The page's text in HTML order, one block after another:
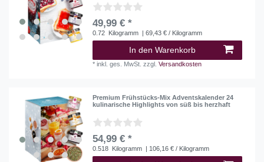
49,99 € *
0.72 Kilogramm | 69,43 € / Kilogramm
In den Warenkorb
*inkl. ges. MwSt. zzgl.Versandkosten
Premium Frühstücks-Mix Adventskalender 24
kulinarische Highlights von süß bis herzhaft
54,99 € *
0.518 Kilogramm | 106,16 € / Kilogramm